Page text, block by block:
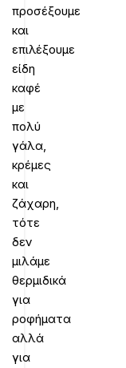
προσέξουμε
και
επιλέξουμε
είδη
καφέ
με
πολύ
γάλα,
κρέμες
και
ζάχαρη,
τότε
δεν
μιλάμε
θερμιδικά
για
ροφήματα
αλλά
για